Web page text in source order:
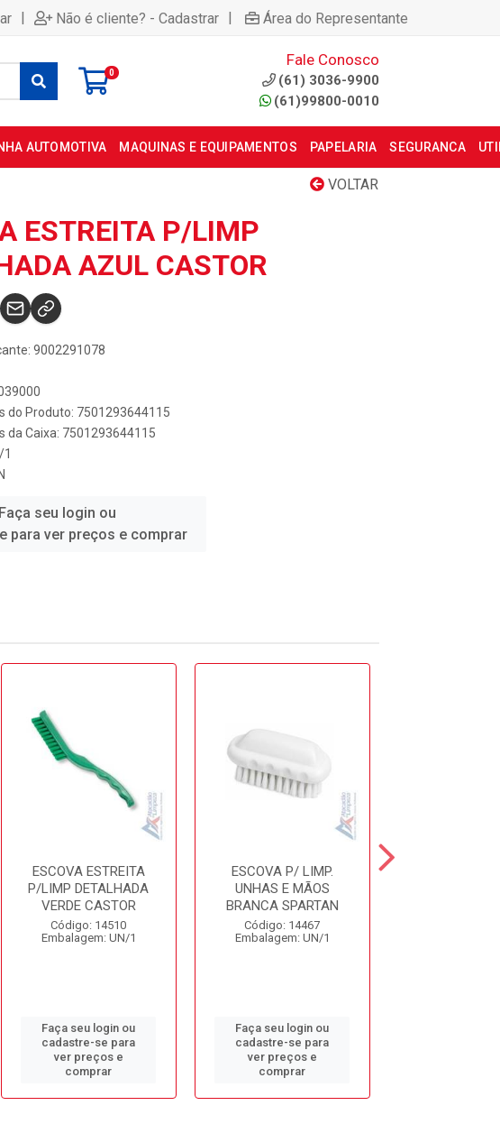
| Não é cliente? - Cadastrar | Área do Representante
0
Fale Conosco
(61) 3036-9900
(61)99800-0010
AUTOMOTIVA MAQUINAS E EQUIPAMENTOS PAPELARIA SEGURANCA
VOLTAR
ESTREITA P/LIMP
AZUL CASTOR
9002291078
do Produto: 7501293644115
da Caixa: 7501293644115
1
Faça seu login ou
para ver preços e comprar
ESCOVA ESTREITA
P/LIMP DETALHADA
VERDE CASTOR
Código: 14510
Embalagem: UN/1
Faça seu login ou
cadastre-se para
ver preços e
comprar
ESCOVA P/ LIMP.
UNHAS E MÃOS
BRANCA SPARTAN
Código: 14467
Embalagem: UN/1
Faça seu login ou
cadastre-se para
ver preços e
comprar